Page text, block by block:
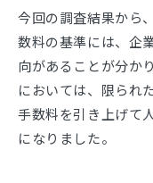
今回の調査結果から
数料の基準には、企
向があることが分か
においては、限られ
手数料を引き上げて
になりました。